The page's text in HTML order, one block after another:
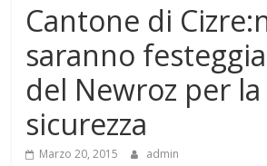
Cantone di
saranno
del Newroz per la
sicurezza
Marzo 20, 2015 admin